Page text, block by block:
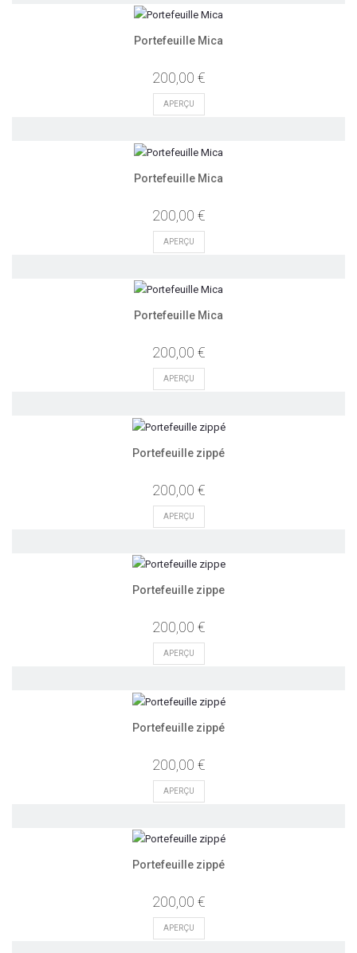
Portefeuille Mica
200,00 €
APERÇU
Portefeuille Mica
200,00 €
APERÇU
Portefeuille Mica
200,00 €
APERÇU
Portefeuille zippé
200,00 €
APERÇU
Portefeuille zippe
200,00 €
APERÇU
Portefeuille zippé
200,00 €
APERÇU
Portefeuille zippé
200,00 €
APERÇU